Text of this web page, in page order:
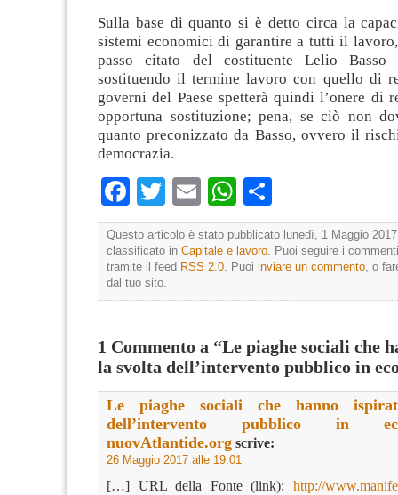
Sulla base di quanto si è detto circa la
sistemi economici di garantire a tutti il
passo citato del costituente Lelio Basso
sostituendo il termine lavoro con quello di
governi del Paese spetterà quindi l’onere di
opportuna sostituzione; pena, se ciò non
quanto preconizzato da Basso, ovvero il
democrazia.
Facebook
TwitterEmailWhatsApp
Questo articolo è stato pubblicato lunedì, 1 Maggio
classificato in Capitale e lavoro . Puoi seguire i
tramite il feed RSS 2.0 . Puoi inviare un commento , o
dal tuo sito.
1 Commento a “Le piaghe sociali che
la svolta dell’intervento pubblico in
Le piaghe sociali che hanno
dell’intervento pubblico in
nuovAtlantide.org scrive:
26 Maggio 2017 alle 19:01
[…] URL della Fonte (link): http://